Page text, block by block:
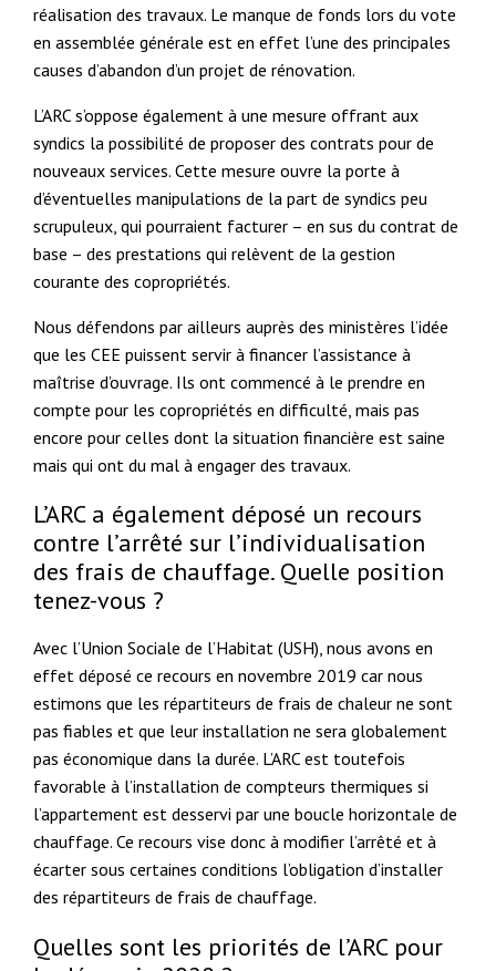
réalisation des travaux. Le manque de fonds lors du vote
en assemblée générale est en effet l’une des principales
causes d’abandon d’un projet de rénovation.
L’ARC s’oppose également à une mesure offrant aux
syndics la possibilité de proposer des contrats pour de
nouveaux services. Cette mesure ouvre la porte à
d’éventuelles manipulations de la part de syndics peu
scrupuleux, qui pourraient facturer – en sus du contrat de
base – des prestations qui relèvent de la gestion
courante des copropriétés.
Nous défendons par ailleurs auprès des ministères l’idée
que les CEE puissent servir à financer l’assistance à
maîtrise d’ouvrage. Ils ont commencé à le prendre en
compte pour les copropriétés en difficulté, mais pas
encore pour celles dont la situation financière est saine
mais qui ont du mal à engager des travaux.
L’ARC a également déposé un recours
contre l’arrêté sur l’individualisation
des frais de chauffage. Quelle position
tenez-vous ?
Avec l’Union Sociale de l’Habitat (USH), nous avons en
effet déposé ce recours en novembre 2019 car nous
estimons que les répartiteurs de frais de chaleur ne sont
pas fiables et que leur installation ne sera globalement
pas économique dans la durée. L’ARC est toutefois
favorable à l’installation de compteurs thermiques si
l’appartement est desservi par une boucle horizontale de
chauffage. Ce recours vise donc à modifier l’arrêté et à
écarter sous certaines conditions l’obligation d’installer
des répartiteurs de frais de chauffage.
Quelles sont les priorités de l’ARC pour